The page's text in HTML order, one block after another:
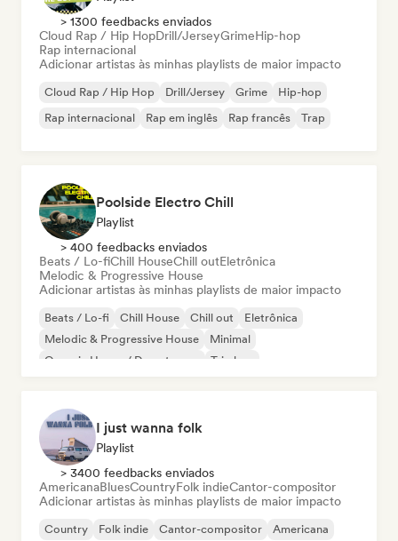
> 1300 feedbacks enviados
Cloud Rap / Hip HopDrill/JerseyGrimeHip-hop
Rap internacional
Adicionar artistas às minhas playlists de maior impacto
Cloud Rap / Hip Hop Drill/Jersey Grime
Hip-hop
Rap internacional
Rap em inglês Rap francês Trap
Poolside Electro Chill
Playlist
> 400 feedbacks enviados
Beats / Lo-fiChill HouseChill outEletrônica
Melodic & Progressive House
Adicionar artistas às minhas playlists de maior impacto
Beats / Lo-fi Chill House Chill out
Eletrônica
Melodic & Progressive House
Minimal
Organic House / Downtempo
Trip hop
I just wanna folk
Playlist
> 3400 feedbacks enviados
AmericanaBluesCountryFolk indieCantor-compositor
Adicionar artistas às minhas playlists de maior impacto
Country Folk indie Cantor-compositor
Americana